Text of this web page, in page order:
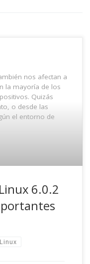
nos afectan a
la mayoría de los
Quizás
o desde las
el entorno de
6.0.2